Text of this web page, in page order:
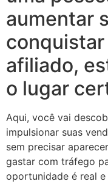
aumentar
afiliado,
o lugar
Aqui, você vai
impulsionar suas
sem precisar
gastar com tráfego
oportunidade é real